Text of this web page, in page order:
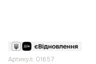
Артикул: 01657